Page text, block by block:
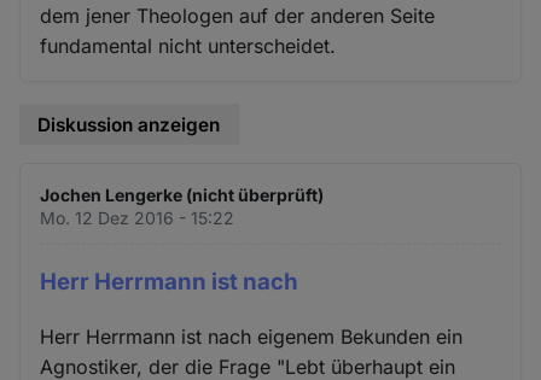
dem jener Theologen auf der anderen Seite
fundamental nicht unterscheidet.
Diskussion anzeigen
Jochen Lengerke (nicht überprüft)
Mo. 12 Dez 2016 - 15:22
Herr Herrmann ist nach
Herr Herrmann ist nach eigenem Bekunden ein
Agnostiker, der die Frage "Lebt überhaupt ein